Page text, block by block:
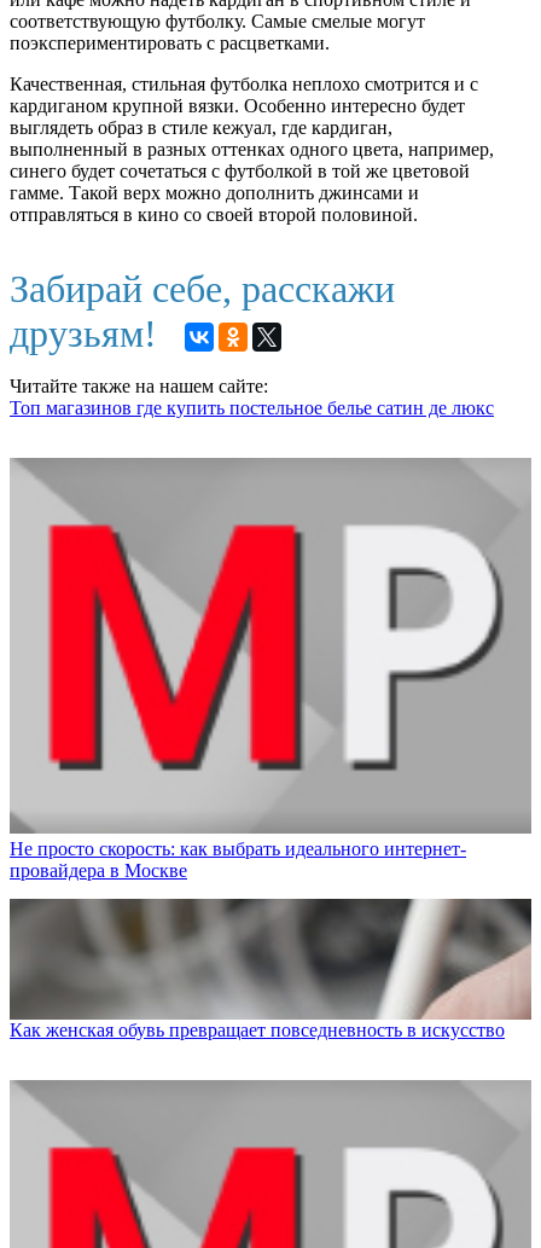
соответствующую футболку. Самые смелые могут
поэкспериментировать с расцветками.
Качественная, стильная футболка неплохо смотрится и с
кардиганом крупной вязки. Особенно интересно будет
выглядеть образ в стиле кежуал, где кардиган,
выполненный в разных оттенках одного цвета, например,
синего будет сочетаться с футболкой в той же цветовой
гамме. Такой верх можно дополнить джинсами и
отправляться в кино со своей второй половиной.
Забирай себе, расскажи
друзьям!
Читайте также на нашем сайте:
Топ магазинов где купить постельное белье сатин де люкс
Не просто скорость: как выбрать идеального интернет-
провайдера в Москве
Как женская обувь превращает повседневность в искусство